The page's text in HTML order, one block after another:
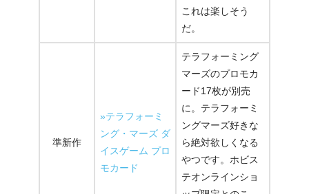
これは楽しそう
だ。
準新作
»テラフォーミ
ング・マーズ ダ
イスゲーム プロ
モカード
テラフォーミング
マーズのプロモカ
ード17枚が別売
に。テラフォーミ
ングマーズ好きな
ら絶対欲しくなる
やつです。ホビス
テオンラインショ